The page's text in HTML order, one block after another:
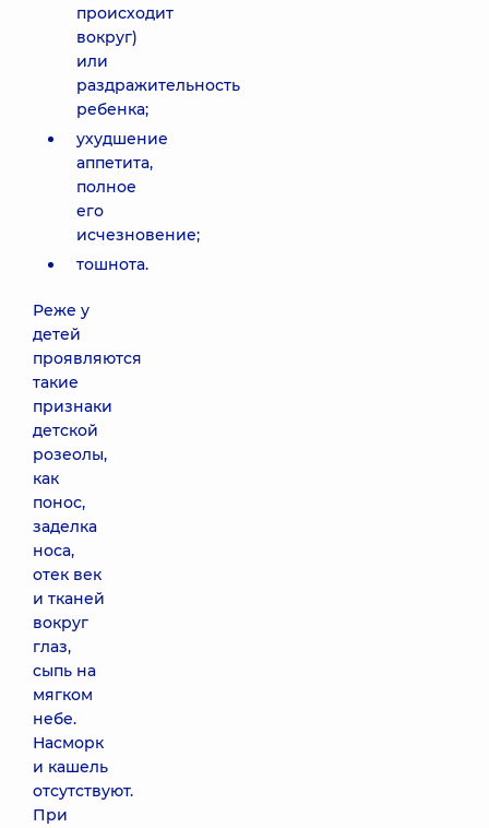
происходит
вокруг)
или
раздражительность
ребенка;
ухудшение
аппетита,
полное
его
исчезновение;
тошнота.
Реже у
детей
проявляются
такие
признаки
детской
розеолы,
как
понос,
заделка
носа,
отек век
и тканей
вокруг
глаз,
сыпь на
мягком
небе.
Насморк
и кашель
отсутствуют.
При